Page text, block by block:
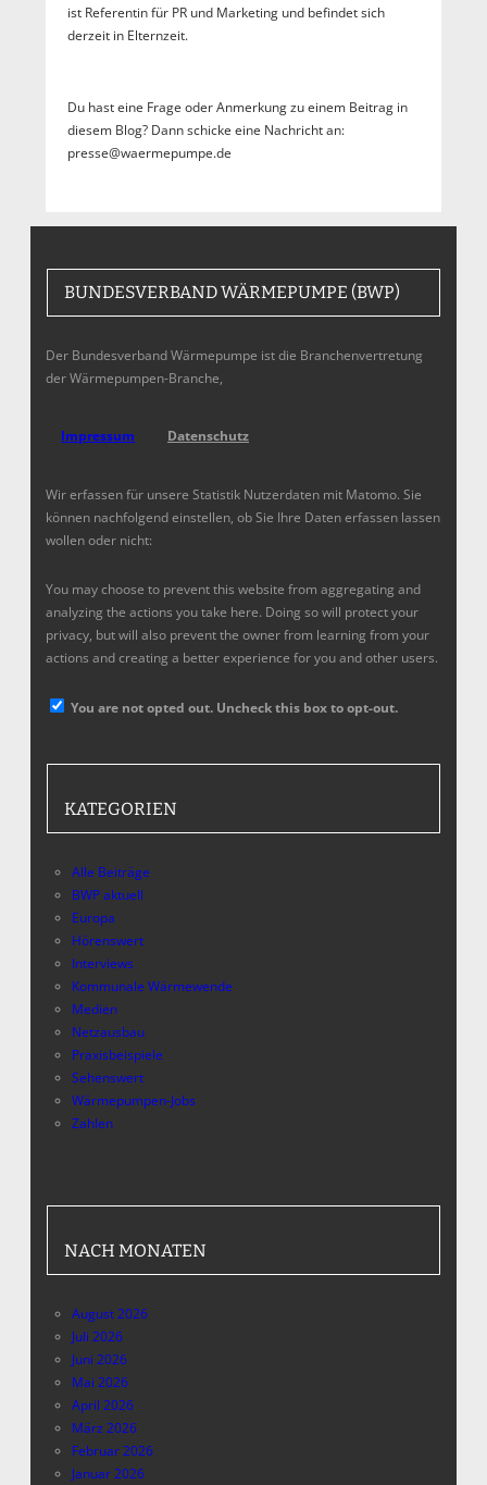
ist Referentin für PR und Marketing und befindet sich
derzeit in Elternzeit.
Du hast eine Frage oder Anmerkung zu einem Beitrag in
diesem Blog? Dann schicke eine Nachricht an:
presse@waermepumpe.de
BUNDESVERBAND WÄRMEPUMPE (BWP)
Der Bundesverband Wärmepumpe ist die Branchenvertretung
der Wärmepumpen-Branche,
Impressum Datenschutz
Wir erfassen für unsere Statistik Nutzerdaten mit Matomo. Sie
können nachfolgend einstellen, ob Sie Ihre Daten erfassen lassen
wollen oder nicht:
You may choose to prevent this website from aggregating and
analyzing the actions you take here. Doing so will protect your
privacy, but will also prevent the owner from learning from your
actions and creating a better experience for you and other users.
You are not opted out. Uncheck this box to opt-out.
KATEGORIEN
Alle Beiträge
BWP aktuell
Europa
Hörenswert
Interviews
Kommunale Wärmewende
Medien
Netzausbau
Praxisbeispiele
Sehenswert
Wärmepumpen-Jobs
Zahlen
NACH MONATEN
August 2026
Juli 2026
Juni 2026
Mai 2026
April 2026
März 2026
Februar 2026
Januar 2026